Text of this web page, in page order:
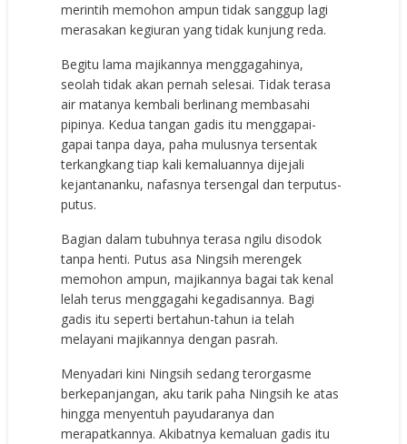
merintih memohon ampun tidak sanggup lagi
merasakan kegiuran yang tidak kunjung reda.
Begitu lama majikannya menggagahinya,
seolah tidak akan pernah selesai. Tidak terasa
air matanya kembali berlinang membasahi
pipinya. Kedua tangan gadis itu menggapai-
gapai tanpa daya, paha mulusnya tersentak
terkangkang tiap kali kemaluannya dijejali
kejantananku, nafasnya tersengal dan terputus-
putus.
Bagian dalam tubuhnya terasa ngilu disodok
tanpa henti. Putus asa Ningsih merengek
memohon ampun, majikannya bagai tak kenal
lelah terus menggagahi kegadisannya. Bagi
gadis itu seperti bertahun-tahun ia telah
melayani majikannya dengan pasrah.
Menyadari kini Ningsih sedang terorgasme
berkepanjangan, aku tarik paha Ningsih ke atas
hingga menyentuh payudaranya dan
merapatkannya. Akibatnya kemaluan gadis itu